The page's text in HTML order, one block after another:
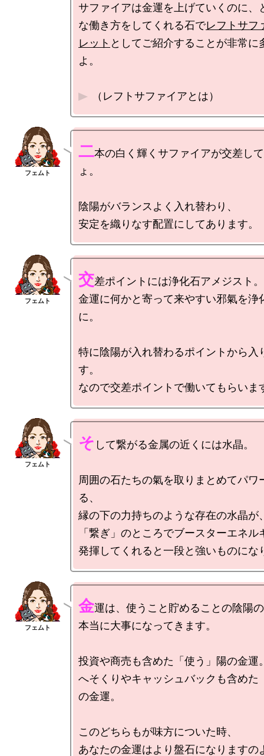
サファイアは金運を上げていくのに、
な働き方をしてくれる石でレフトサフ
レット としてご紹介することが非常に
よ。
（レフトサファイアとは）
二本の白く輝くサファイアが交差し
ょ。
陰陽がバランスよく入れ替わり、
交差ポイントには浄化石アメジスト。
金運に何かと寄って来やすい邪氣を浄
に。
特に陰陽が入れ替わるポイントから入
す。
そ して繋がる金属の近くには水晶。
周囲の石たちの氣を取りまとめてパワ
る、
縁の下の力持ちのような存在の水晶が
「繋ぎ」のところでブースターエネル
金運は、使うこと貯めることの陰陽
本当に大事になってきます。
投資や商売も含めた「使う」陽の金運
へそくりやキャッシュバックも含めた
の金運。
このどちらもが味方についた時、